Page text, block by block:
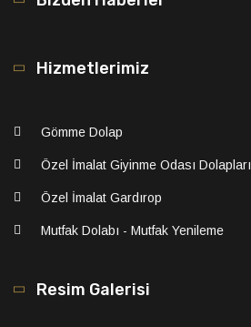
Hizmetlerimiz
Gömme Dolap
Özel İmalat Giyinme Odası Dolapları
Özel İmalat Gardırop
Mutfak Dolabı - Mutfak Yenileme
Resim Galerisi